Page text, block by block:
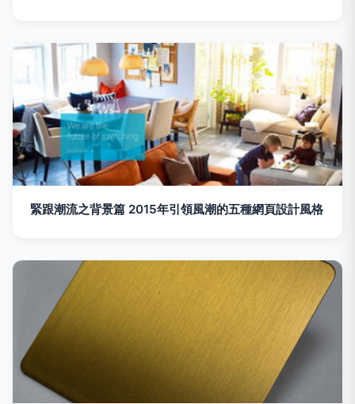
緊跟潮流之背景篇 2015年引領風潮的五種網頁設計風格